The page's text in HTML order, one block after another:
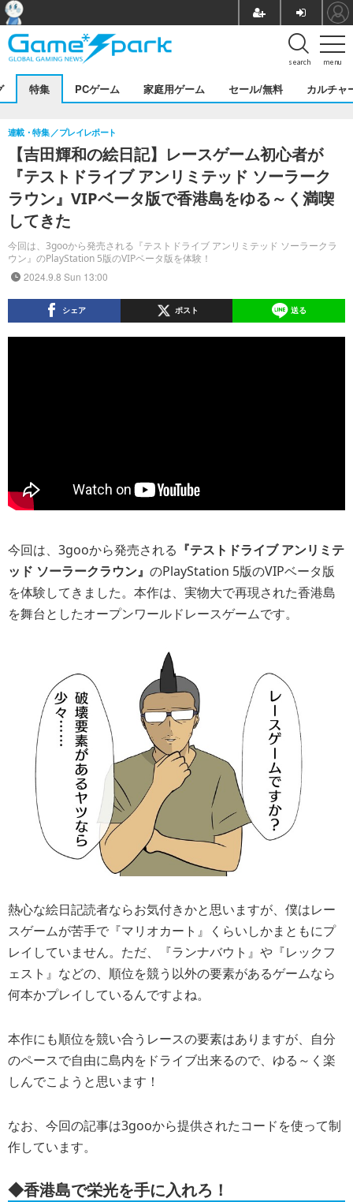
menu
search
特集 PCゲーム 家庭用ゲーム セール/無料 カルチャ
【吉田輝和の絵日記】レースゲーム初心者が
『テストドライブ アンリミテッド ソーラーク
ラウン』VIPベータ版で香港島をゆる～く満喫
してきた
今回は、3gooから発売される『テストドライブ アンリミテッド ソーラークラ
ウン』のPlayStation 5版のVIPベータ版を体験！
連載・特集 プレイレポート
2024.9.8 Sun 13:00
シェア ポスト 送る
今回は、3gooから発売される 『テストドライブ アンリミテ
ッド ソーラークラウン』 のPlayStation 5版のVIPベータ版
を体験してきました。本作は、実物大で再現された香港島
を舞台としたオープンワールドレースゲームです。
熱心な絵日記読者ならお気付きかと思いますが、僕はレー
スゲームが苦手で『マリオカート』くらいしかまともにプ
レイしていません。ただ、『ランナバウト』や『レックフ
ェスト』などの、順位を競う以外の要素があるゲームなら
何本かプレイしているんですよね。
本作にも順位を競い合うレースの要素はありますが、自分
のペースで自由に島内をドライブ出来るので、ゆる～く楽
しんでこようと思います！
なお、今回の記事は3gooから提供されたコードを使って制
作しています。
◆香港島で栄光を手に入れろ！